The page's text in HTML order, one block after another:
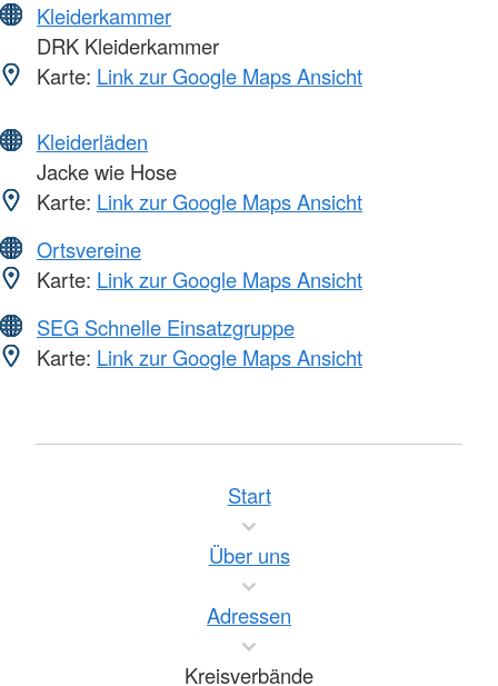
Kleiderkammer
DRK Kleiderkammer
Karte: Link zur Google Maps Ansicht
Kleiderläden
Jacke wie Hose
Karte: Link zur Google Maps Ansicht
Ortsvereine
Karte: Link zur Google Maps Ansicht
SEG Schnelle Einsatzgruppe
Karte: Link zur Google Maps Ansicht
Start
Über uns
Adressen
Kreisverbände